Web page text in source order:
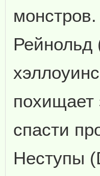
Рейнольд
спасти
Неступы